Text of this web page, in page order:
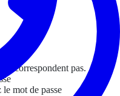
correspondent pas.
mot de passe